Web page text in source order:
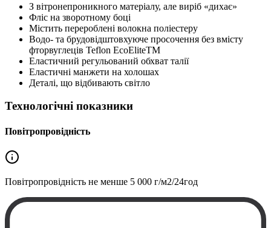
З вітронепроникного матеріалу, але виріб «дихає»
Фліс на зворотному боці
Містить перероблені волокна поліестеру
Водо- та брудовідштовхуюче просочення без вмісту
фторвуглеців Teflon EcoEliteTM
Еластичний регульований обхват талії
Еластичні манжети на холошах
Деталі, що відбивають світло
Технологічні показники
Повітропровідність
Повітропровідність не менше 5 000 г/м2/24год